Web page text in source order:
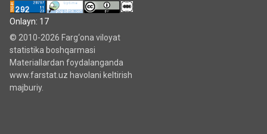
Onlayn: 17
© 2010-2026 Farg‘ona viloyat
statistika boshqarmasi
Materiallardan foydalanganda
www.farstat.uz havolani keltirish
majburiy.